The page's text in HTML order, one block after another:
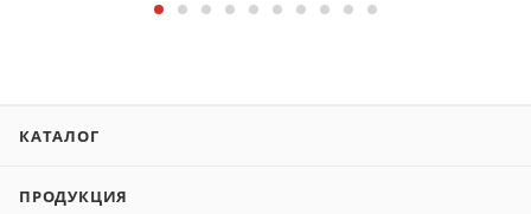
КАТАЛОГ
ПРОДУКЦИЯ